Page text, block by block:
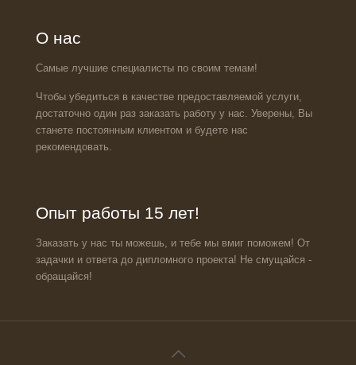
О нас
Самые лучшие специалисты по своим темам!
Чтобы убедиться в качестве предоставляемой услуги,
достаточно один раз заказать работу у нас. Уверены, Вы
станете постоянным клиентом и будете нас
рекомендовать.
Опыт работы 15 лет!
Заказать у нас ты можешь, и тебе мы вмиг поможем! От
задачки и ответа до дипломного проекта! Не смущайся -
обращайся!